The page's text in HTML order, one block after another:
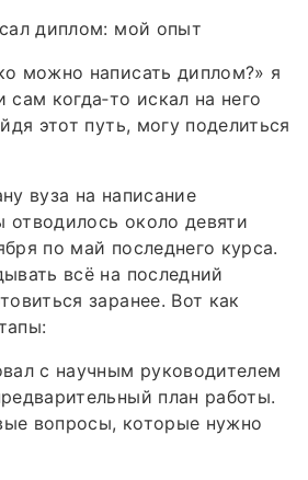
диплом: мой опыт
можно написать диплом?» я
когда‑то искал на него
этот путь, могу поделиться
вуза на написание
около девяти
по май последнего курса.
всё на последний
заранее. Вот как
с научным руководителем
план работы.
вопросы, которые нужно